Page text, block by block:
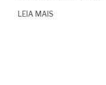
LEIA MAIS